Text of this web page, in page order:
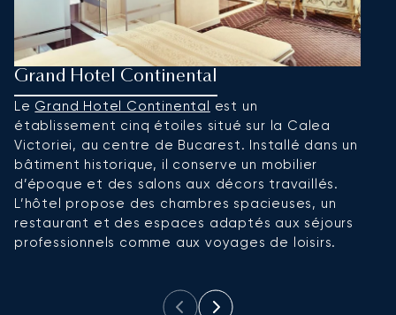
Grand Hotel Continental
Le Grand Hotel Continental est un
établissement cinq étoiles situé sur la Calea
Victoriei, au centre de Bucarest. Installé dans un
bâtiment historique, il conserve un mobilier
d’époque et des salons aux décors travaillés.
L’hôtel propose des chambres spacieuses, un
restaurant et des espaces adaptés aux séjours
professionnels comme aux voyages de loisirs.